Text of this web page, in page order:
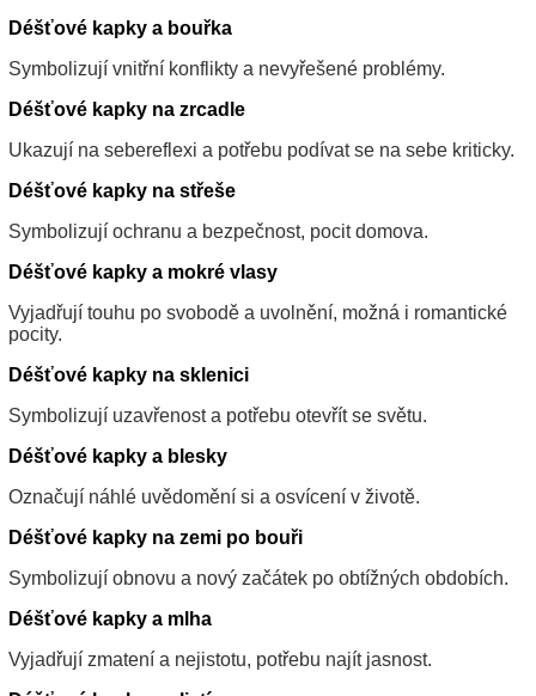
Déšťové kapky a bouřka
Symbolizují vnitřní konflikty a nevyřešené problémy.
Déšťové kapky na zrcadle
Ukazují na sebereflexi a potřebu podívat se na sebe kriticky.
Déšťové kapky na střeše
Symbolizují ochranu a bezpečnost, pocit domova.
Déšťové kapky a mokré vlasy
Vyjadřují touhu po svobodě a uvolnění, možná i romantické
pocity.
Déšťové kapky na sklenici
Symbolizují uzavřenost a potřebu otevřít se světu.
Déšťové kapky a blesky
Označují náhlé uvědomění si a osvícení v životě.
Déšťové kapky na zemi po bouři
Symbolizují obnovu a nový začátek po obtížných obdobích.
Déšťové kapky a mlha
Vyjadřují zmatení a nejistotu, potřebu najít jasnost.